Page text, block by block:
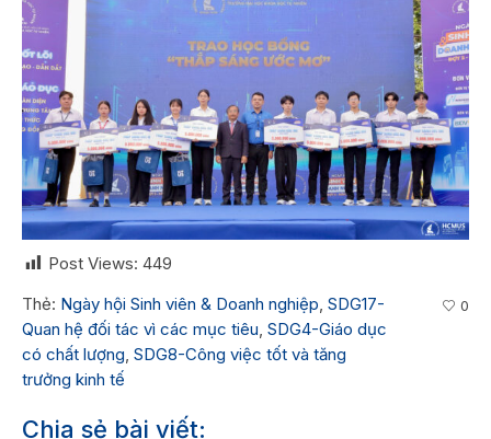
Post Views: 449
Thẻ: Ngày hội Sinh viên & Doanh nghiệp, SDG17-
Quan hệ đối tác vì các mục tiêu, SDG4-Giáo dục
có chất lượng, SDG8-Công việc tốt và tăng
trưởng kinh tế
0
Chia sẻ bài viết: